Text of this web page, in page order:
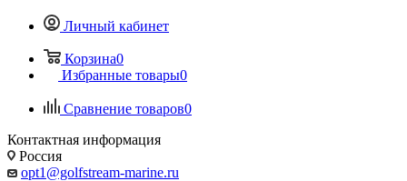
Личный кабинет
Корзина0
Избранные товары0
Сравнение товаров0
Контактная информация
Россия
opt1@golfstream-marine.ru